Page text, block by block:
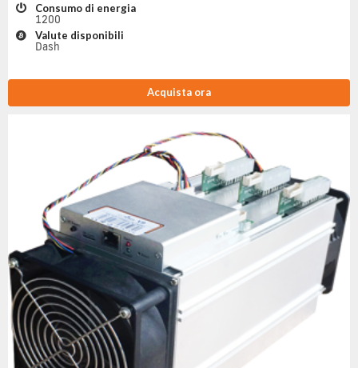
Consumo di energia
1200
Valute disponibili
Dash
Acquista ora